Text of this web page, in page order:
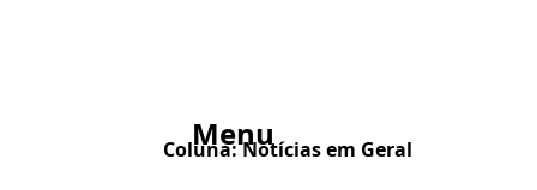
Menu
Coluna:Notícias em Geral